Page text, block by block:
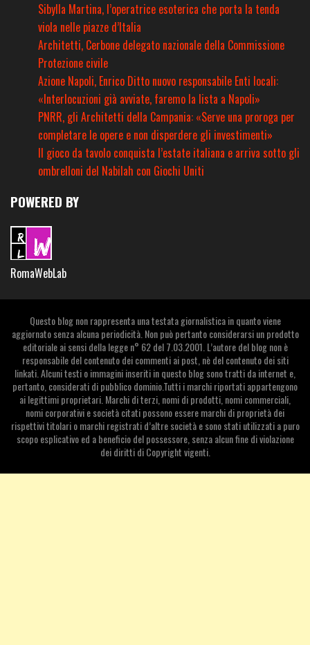
Sibylla Martina, l’operatrice esoterica che porta la tenda
viola nelle piazze d’Italia
Architetti, Cerbone delegato nazionale della Commissione
Protezione civile
Azione Napoli, Enrico Ditto nuovo responsabile Enti locali:
«Interlocuzioni già avviate, faremo la lista a Napoli»
PNRR, gli Architetti della Campania: «Serve una proroga per
completare le opere e non disperdere gli investimenti»
Il gioco da tavolo conquista l’estate italiana e arriva sotto gli
ombrelloni del Nabilah con Giochi Uniti
POWERED BY
RomaWebLab
Questo blog non rappresenta una testata giornalistica in quanto viene
aggiornato senza alcuna periodicità. Non può pertanto considerarsi un prodotto
editoriale ai sensi della legge n° 62 del 7.03.2001. L’autore del blog non è
responsabile del contenuto dei commenti ai post, nè del contenuto dei siti
linkati. Alcuni testi o immagini inseriti in questo blog sono tratti da internet e,
pertanto, considerati di pubblico dominio.Tutti i marchi riportati appartengono
ai legittimi proprietari. Marchi di terzi, nomi di prodotti, nomi commerciali,
nomi corporativi e società citati possono essere marchi di proprietà dei
rispettivi titolari o marchi registrati d’altre società e sono stati utilizzati a puro
scopo esplicativo ed a beneficio del possessore, senza alcun fine di violazione
dei diritti di Copyright vigenti.